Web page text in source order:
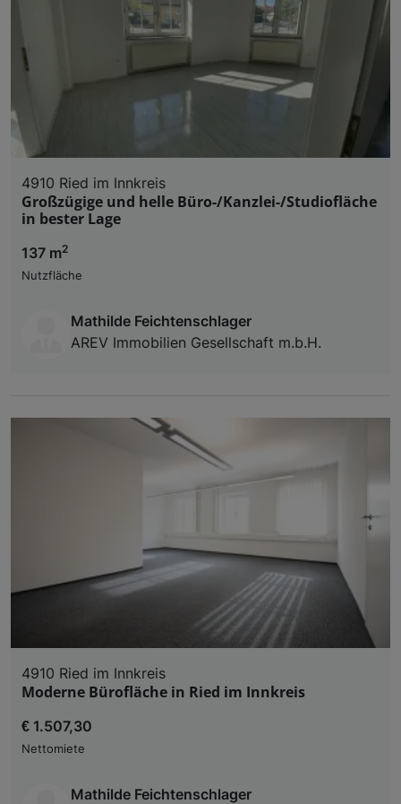
4910 Ried im Innkreis
Großzügige und helle Büro-/Kanzlei-/Studiofläche
in bester Lage
137 m2
Nutzfläche
Mathilde Feichtenschlager
AREV Immobilien Gesellschaft m.b.H.
4910 Ried im Innkreis
Moderne Bürofläche in Ried im Innkreis
€ 1.507,30
Nettomiete
Mathilde Feichtenschlager